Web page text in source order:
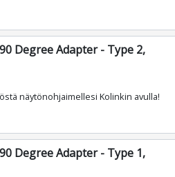
Degree Adapter - Type 2,
näytönohjaimellesi Kolinkin avulla!
Degree Adapter - Type 1,